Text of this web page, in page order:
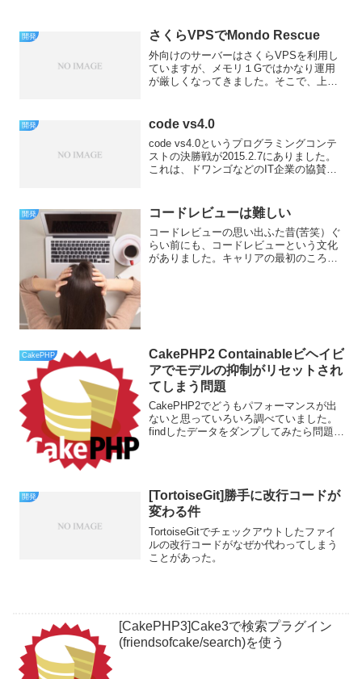
題なく終了。起動も問題...
開発 さくらVPSでMondo Rescue
外向けのサーバーはさくらVPSを利用し
ていますが、メモリ１Gではかなり運用
が厳しくなってきました。そこで、上位
すのは面倒なので、Mondo Rescueを使
ってみたのです...
開発 code vs4.0
code vs4.0というプログラミングコンテ
ストの決勝戦が2015.2.7にありました。
これは、ドワンゴなどのIT企業の協賛で
年、違ったテーマでAIを作成し、AI同
士...
開発 コードレビューは難しい
コードレビューの思い出ふた昔(苦笑）ぐ
らい前にも、コードレビューという文化
がありました。キャリアの最初のころを
CakePHP
CakePHP2 Containableビヘイビ
アでモデルの抑制がリセットされ
てしまう問題
CakePHP2でどうもパフォーマンスが出
ないと思っていろいろ調べていました。
findしたデータをダンプしてみたら問題発
開発
[TortoiseGit]勝手に改行コードが
変わる件
TortoiseGitでチェックアウトしたファイ
ルの改行コードがなぜか代わってしまう
ことがあった。
[CakePHP3]Cake3で検索プラグイン
(friendsofcake/search)を使う